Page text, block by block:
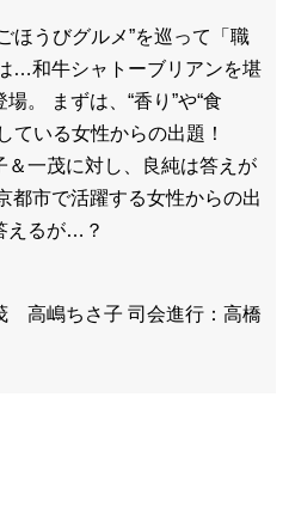
ほうびグルメ”を巡って「職
…和牛シャトーブリアンを堪
。 まずは、“香り”や“食
ている女性からの出題！
＆一茂に対し、良純は答えが
都市で活躍する女性からの出
えるが…？
高嶋ちさ子 司会進行：高橋